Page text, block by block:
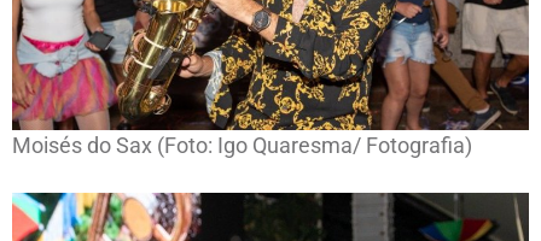
Moisés do Sax (Foto: Igo Quaresma/ Fotografia)